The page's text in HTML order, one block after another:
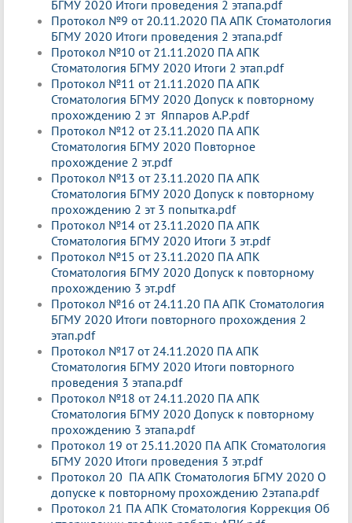
БГМУ 2020 Итоги проведения 2 этапа.pdf
Протокол №9 от 20.11.2020 ПА АПК Стоматология
БГМУ 2020 Итоги проведения 2 этапа.pdf
Протокол №10 от 21.11.2020 ПА АПК
Стоматология БГМУ 2020 Итоги 2 этап.pdf
Протокол №11 от 21.11.2020 ПА АПК
Стоматология БГМУ 2020 Допуск к повторному
прохождению 2 эт Яппаров А.Р.pdf
Протокол №12 от 23.11.2020 ПА АПК
Стоматология БГМУ 2020 Повторное
прохождение 2 эт.pdf
Протокол №13 от 23.11.2020 ПА АПК
Стоматология БГМУ 2020 Допуск к повторному
прохождению 2 эт 3 попытка.pdf
Протокол №14 от 23.11.2020 ПА АПК
Стоматология БГМУ 2020 Итоги 3 эт.pdf
Протокол №15 от 23.11.2020 ПА АПК
Стоматология БГМУ 2020 Допуск к повторному
прохождению 3 эт.pdf
Протокол №16 от 24.11.20 ПА АПК Стоматология
БГМУ 2020 Итоги повторного прохождения 2
этап.pdf
Протокол №17 от 24.11.2020 ПА АПК
Стоматология БГМУ 2020 Итоги повторного
проведения 3 этапа.pdf
Протокол №18 от 24.11.2020 ПА АПК
Стоматология БГМУ 2020 Допуск к повторному
прохождению 3 этапа.pdf
Протокол 19 от 25.11.2020 ПА АПК Стоматология
БГМУ 2020 Итоги проведения 3 эт.pdf
Протокол 20 ПА АПК Стоматология БГМУ 2020 О
допуске к повторному прохождению 2этапа.pdf
Протокол 21 ПА АПК Стоматология Коррекция Об